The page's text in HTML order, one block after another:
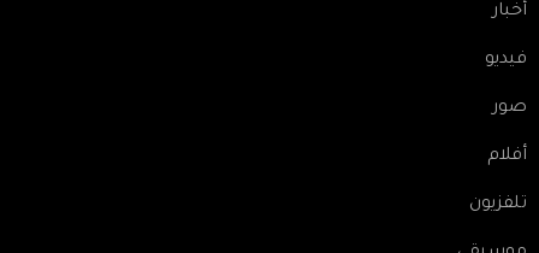
أخبار
فيديو
صور
أفلام
تلفزيون